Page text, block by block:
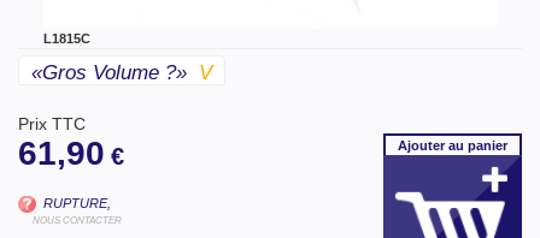
L1815C
«gros Volume ?» V
Prix TTC
61,90 €
RUPTURE,
NOUS CONTACTER
Ajouterau panier